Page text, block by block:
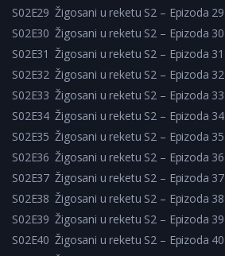
S02E29 Žigosani u reketu S2 – Epizoda 29
S02E30 Žigosani u reketu S2 – Epizoda 30
S02E31 Žigosani u reketu S2 – Epizoda 31
S02E32 Žigosani u reketu S2 – Epizoda 32
S02E33 Žigosani u reketu S2 – Epizoda 33
S02E34 Žigosani u reketu S2 – Epizoda 34
S02E35 Žigosani u reketu S2 – Epizoda 35
S02E36 Žigosani u reketu S2 – Epizoda 36
S02E37 Žigosani u reketu S2 – Epizoda 37
S02E38 Žigosani u reketu S2 – Epizoda 38
S02E39 Žigosani u reketu S2 – Epizoda 39
S02E40 Žigosani u reketu S2 – Epizoda 40